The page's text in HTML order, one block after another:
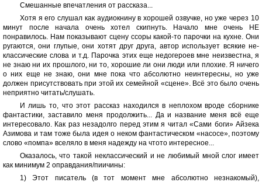
Смешанные впечатления от рассказа...
Хотя я его слушал как аудиокнину в хорошей озвучке, но уже через 10
минут после начала очень хотел скипнуть. Начало мне очень НЕ
понравилось. Нам показывают сцену ссоры какой-то парочки на кухне. Они
ругаются, они глупые, они хотят друг друга, автор использует всякие не-
классические слова и т.д. Парочка этих еще недогероев мне неизвестна, я
не знаю ни их прошлого, ни то, хорошие ли они люди или плохие. Я ничего
о них еще не знаю, они мне пока что абсолютно неинтересны, но уже
должен присутствовать при этой их семейной «сцене». Всё это было очень
неприятно читать/слушать.
И лишь то, что этот рассказ находился в неплохом вроде сборнике
фантастики, заставило меня продолжить... Да и название меня всё еще
интересовало. Как раз незадолго перед этим я читал «Сами боги» Айзека
Азимова и там тоже была идея о неком фантастическом «насосе», поэтому
слово «помпа» вселяло в меня надежду на чтото интересное...
Оказалось, что такой неклассический и не любимый мной слог имеет
как минимум 2 оправдания/пиичины:
1) Этот писатель (в тот момент мне абсолютно незнакомый),